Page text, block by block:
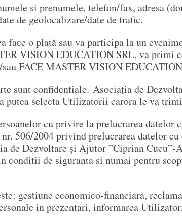
si prenumele, telefon/fax, adresa
de geolocalizare/date de trafic.
o plată sau va participa la un
VISION EDUCATION SRL, va primi
FACE MASTER VISION
sunt confidentiale. Asociația de
selecta Utilizatorii carora le va
cu privire la prelucrarea datelor
506/2004 privind prelucrarea datelor
de Dezvoltare și Ajutor ”Ciprian Cucu”-
conditii de siguranta si numai pentru
gestiune economico-financiara,
in prezentari, informarea